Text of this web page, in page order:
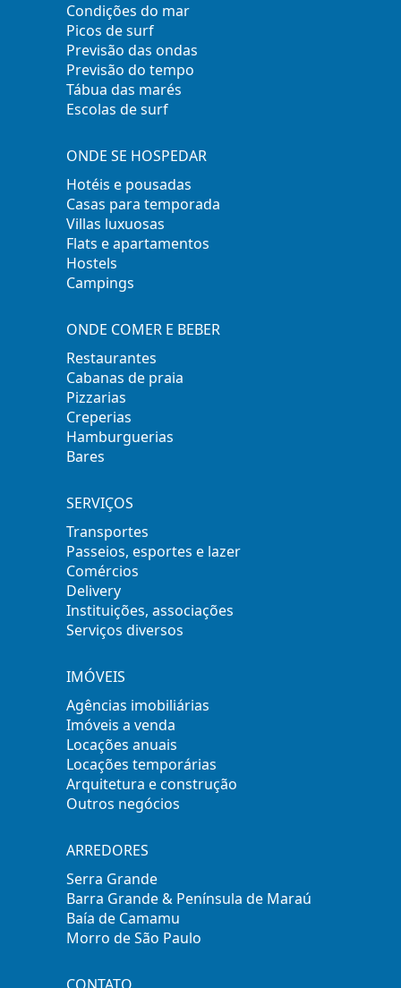
Condições do mar
Picos de surf
Previsão das ondas
Previsão do tempo
Tábua das marés
Escolas de surf
ONDE SE HOSPEDAR
Hotéis e pousadas
Casas para temporada
Villas luxuosas
Flats e apartamentos
Hostels
Campings
ONDE COMER E BEBER
Restaurantes
Cabanas de praia
Pizzarias
Creperias
Hamburguerias
Bares
SERVIÇOS
Transportes
Passeios, esportes e lazer
Comércios
Delivery
Instituições, associações
Serviços diversos
IMÓVEIS
Agências imobiliárias
Imóveis a venda
Locações anuais
Locações temporárias
Arquitetura e construção
Outros negócios
ARREDORES
Serra Grande
Barra Grande & Península de Maraú
Baía de Camamu
Morro de São Paulo